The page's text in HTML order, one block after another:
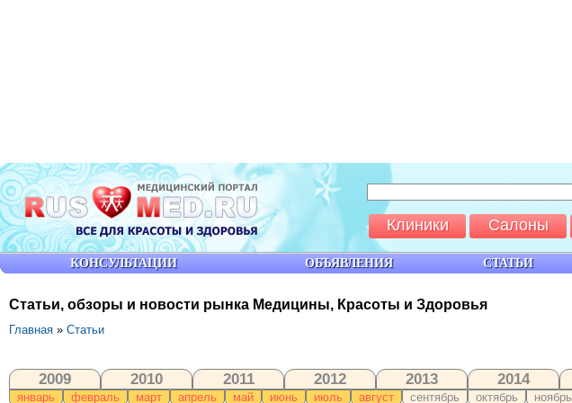
Статьи, обзоры и новости рынка Медицины, Красоты и Здоровья
Главная » Статьи
2009 2010 2011 2012 2013 2014
январь февраль март апрель май июнь июль август сентябрь октябрь ноябрь
КОНСУЛЬТАЦИИ ОБЪЯВЛЕНИЯ СТАТЬИ
Клиники Салоны